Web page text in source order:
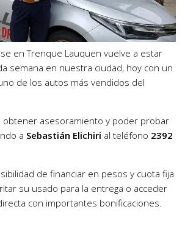
en Trenque Lauquen vuelve a estar
semana en nuestra ciudad, hoy con un
de los autos más vendidos del
obtener asesoramiento y poder probar
a Sebastián Elichiri al teléfono 2392
de financiar en pesos y cuota fija
su usado para la entrega o acceder
con importantes bonificaciones.